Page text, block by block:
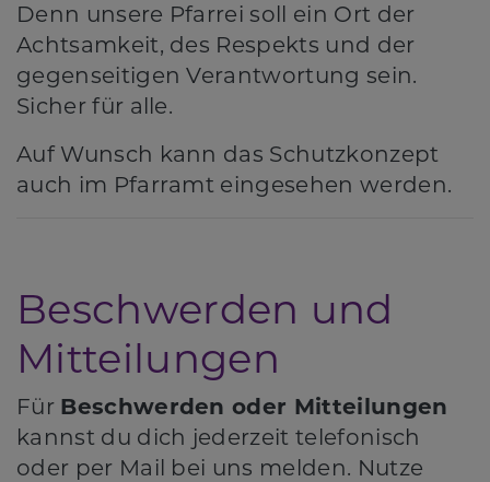
Denn unsere Pfarrei soll ein Ort der
Achtsamkeit, des Respekts und der
gegenseitigen Verantwortung sein.
Sicher für alle.
Auf Wunsch kann das Schutzkonzept
auch im Pfarramt eingesehen werden.
Beschwerden und
Mitteilungen
Für Beschwerden oder Mitteilungen
kannst du dich jederzeit telefonisch
oder per Mail bei uns melden. Nutze